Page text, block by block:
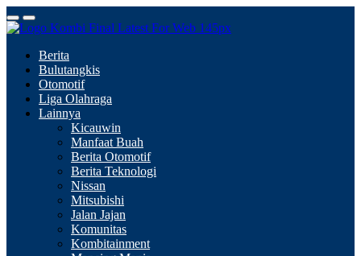
Berita
Bulutangkis
Otomotif
Liga Olahraga
Lainnya
Kicauwin
Manfaat Buah
Berita Otomotif
Berita Teknologi
Nissan
Mitsubishi
Jalan Jajan
Komunitas
Kombitainment